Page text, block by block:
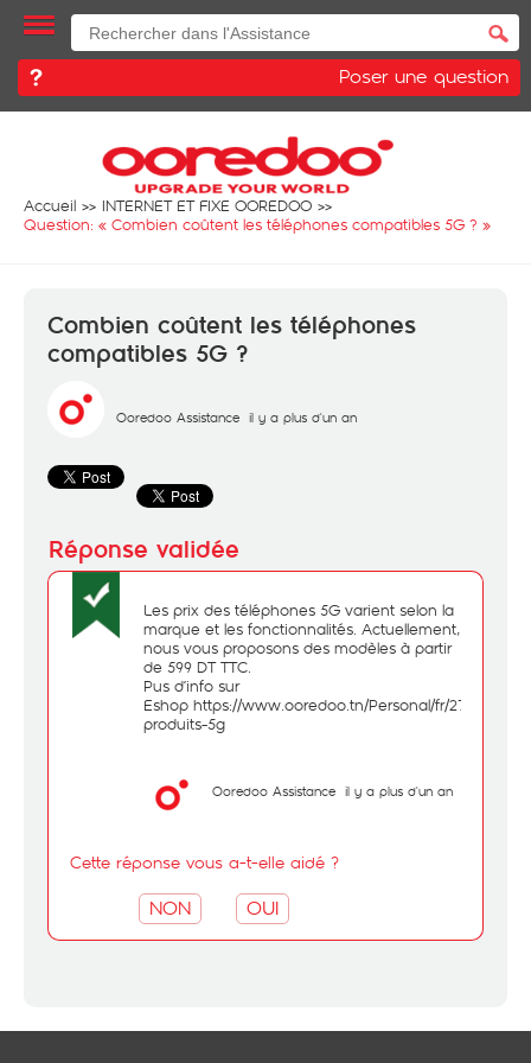
Poser une question
Accueil
INTERNET ET FIXE OOREDOO
Question: « Combien coûtent les téléphones compatibles 5G ? »
Combien coûtent les téléphones
compatibles 5G ?
Ooredoo Assistance il y a plus d'un an
Les prix des téléphones 5G varient selon la
marque et les fonctionnalités. Actuellement,
nous vous proposons des modèles à partir
de 599 DT TTC.
Pus d’info sur
Eshop https://www.ooredoo.tn/Personal/fr/270-
produits-5g
Ooredoo Assistance il y a plus d'un an
Cette réponse vous a-t-elle aidé ?
NON OUI